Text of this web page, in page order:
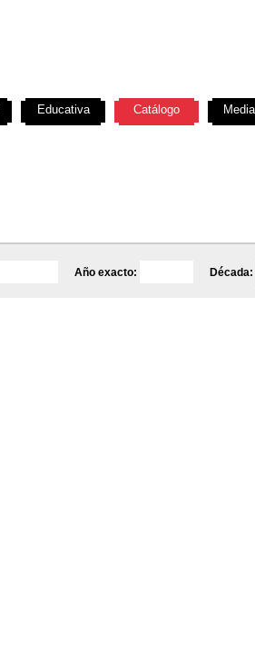
Año exacto: Década:
Educativa Catálogo